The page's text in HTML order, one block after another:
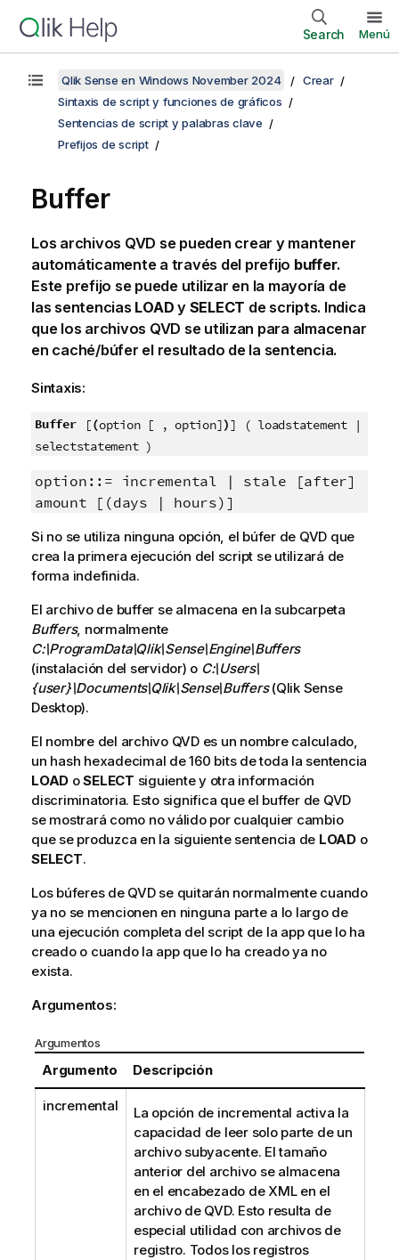
Search Menú
Qlik Sense en Windows November 2024
Crear
Sintaxis de script y funciones de gráficos
Sentencias de script y palabras clave
Prefijos de script
Buffer
Los archivos QVD se pueden crear y mantener
automáticamente a través del prefijo buffer.
Este prefijo se puede utilizar en la mayoría de
las sentencias LOAD y SELECT de scripts. Indica
que los archivos QVD se utilizan para almacenar
en caché/búfer el resultado de la sentencia.
Sintaxis:
Buffer [(option [ , option])] ( loadstatement |
selectstatement )
option::= incremental | stale [after]
amount [(days | hours)]
Si no se utiliza ninguna opción, el búfer de QVD que
crea la primera ejecución del script se utilizará de
forma indefinida.
El archivo de buffer se almacena en la subcarpeta
Buffers, normalmente
C:\ProgramData\Qlik\Sense\Engine\Buffers
(instalación del servidor) o C:\Users\
{user}\Documents\Qlik\Sense\Buffers(Qlik Sense
Desktop).
El nombre del archivo QVDes un nombre calculado,
un hash hexadecimal de 160 bits de toda la sentencia
LOAD oSELECT siguiente y otra información
discriminatoria. Esto significa que el buffer de QVD
se mostrará como no válido por cualquier cambio
que se produzca en la siguiente sentencia de LOADo
SELECT.
Los búferes de QVDse quitarán normalmente cuando
ya no se mencionen en ninguna parte a lo largo de
una ejecución completa del script de la app que lo ha
creado o cuando la app que lo ha creado ya no
exista.
Argumentos:
Argumentos
Argumento Descripción
incremental La opción de incremental activa la
capacidad de leer solo parte de un
archivo subyacente. El tamaño
anterior del archivo se almacena
en el encabezado de XMLen el
archivo de QVD. Esto resulta de
especial utilidad con archivos de
registro. Todos los registros